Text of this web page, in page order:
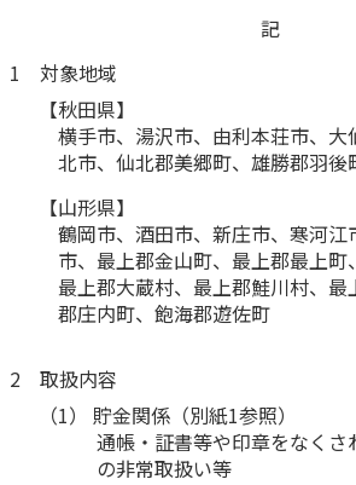
きっかけ・できごとから探す
マイページでできること
新規登録
ログイン
ご契約内容の確認
お客さまに関する情報等の確認
お見積りシミュレーション
資料請求
保険の探し方のポイント
保険かんたん診断
かんぽ生命の団体取扱い
法人向け資料請求
お問い合わせ先
保険
医療
子育て
ライフプラン
健康情報
ご挨拶
経営理念・経営戦略
財務情報
株主・投資家のみなさまへ
日本郵政グループとしての取り組
CM・オウンドメディア／ソーシャ
サステナビリティ
株主・投資家のみなさまへ
採用情報
English
記
1 対象地域
【秋田県】
横手市、湯沢市、由利本荘市、大
北市、仙北郡美郷町、雄勝郡羽
【山形県】
鶴岡市、酒田市、新庄市、寒河江
市、最上郡金山町、最上郡最上町
最上郡大蔵村、最上郡鮭川村、最
郡庄内町、飽海郡遊佐町
2 取扱内容
（1） 貯金関係（別紙1参照）
通帳・証書等や印章をなく
の非常取扱い等